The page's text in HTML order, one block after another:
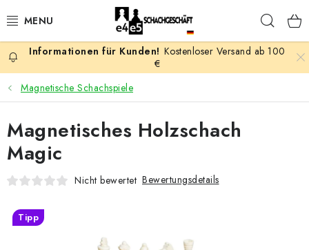
Inhalt
AKTION
SCHACHSPIELE
SCHACHFIGUREN
SCHACHBRETTER
Kostenloser Versand ab 100
€
Magnetische Schachspiele
Magnetisches Holzschach
Magic
Nicht bewertet Bewertungsdetails
Tipp